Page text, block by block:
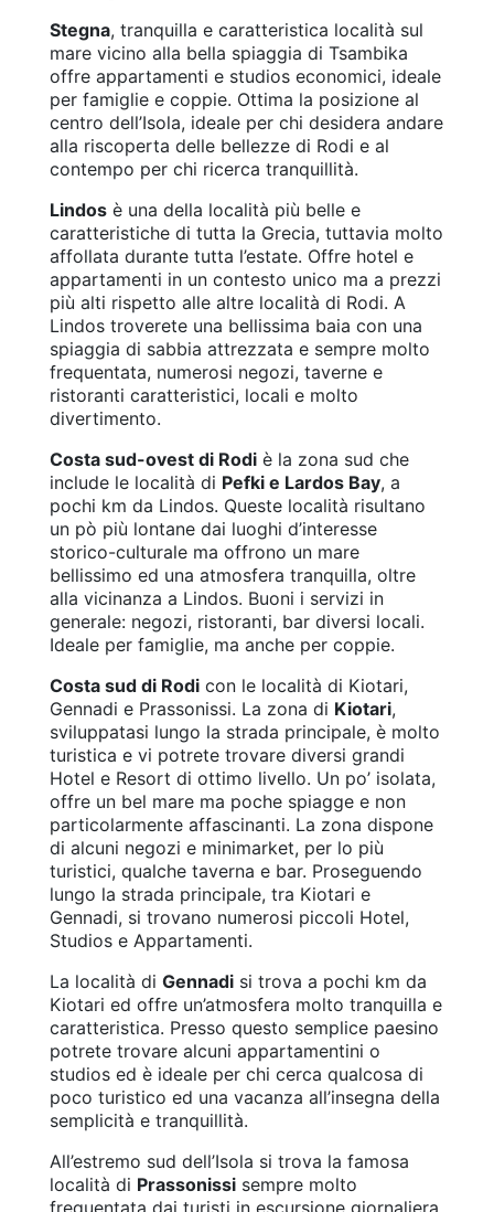
Stegna, tranquilla e caratteristica località sul
mare vicino alla bella spiaggia di Tsambika
offre appartamenti e studios economici, ideale
per famiglie e coppie. Ottima la posizione al
centro dell’Isola, ideale per chi desidera andare
alla riscoperta delle bellezze di Rodi e al
contempo per chi ricerca tranquillità.
Lindos è una della località più belle e
caratteristiche di tutta la Grecia, tuttavia molto
affollata durante tutta l’estate. Offre hotel e
appartamenti in un contesto unico ma a prezzi
più alti rispetto alle altre località di Rodi. A
Lindos troverete una bellissima baia con una
spiaggia di sabbia attrezzata e sempre molto
frequentata, numerosi negozi, taverne e
ristoranti caratteristici, locali e molto
divertimento.
Costa sud-ovest di Rodi è la zona sud che
include le località di Pefki e Lardos Bay, a
pochi km da Lindos. Queste località risultano
un pò più lontane dai luoghi d’interesse
storico-culturale ma offrono un mare
bellissimo ed una atmosfera tranquilla, oltre
alla vicinanza a Lindos. Buoni i servizi in
generale: negozi, ristoranti, bar diversi locali.
Ideale per famiglie, ma anche per coppie.
Costa sud di Rodi con le località di Kiotari,
Gennadi e Prassonissi. La zona di Kiotari,
sviluppatasi lungo la strada principale, è molto
turistica e vi potrete trovare diversi grandi
Hotel e Resort di ottimo livello. Un po’ isolata,
offre un bel mare ma poche spiagge e non
particolarmente affascinanti. La zona dispone
di alcuni negozi e minimarket, per lo più
turistici, qualche taverna e bar. Proseguendo
lungo la strada principale, tra Kiotari e
Gennadi, si trovano numerosi piccoli Hotel,
Studios e Appartamenti.
La località di Gennadi si trova a pochi km da
Kiotari ed offre un’atmosfera molto tranquilla e
caratteristica. Presso questo semplice paesino
potrete trovare alcuni appartamentini o
studios ed è ideale per chi cerca qualcosa di
poco turistico ed una vacanza all’insegna della
semplicità e tranquillità.
All’estremo sud dell’Isola si trova la famosa
località di Prassonissi sempre molto